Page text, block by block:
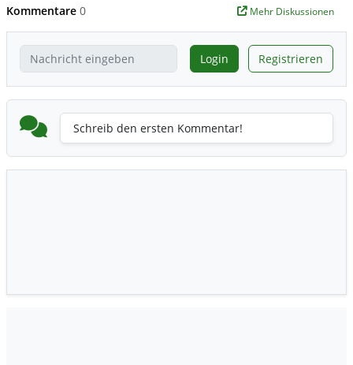
Kommentare 0 Mehr Diskussionen
Login Registrieren
Schreib den ersten Kommentar!